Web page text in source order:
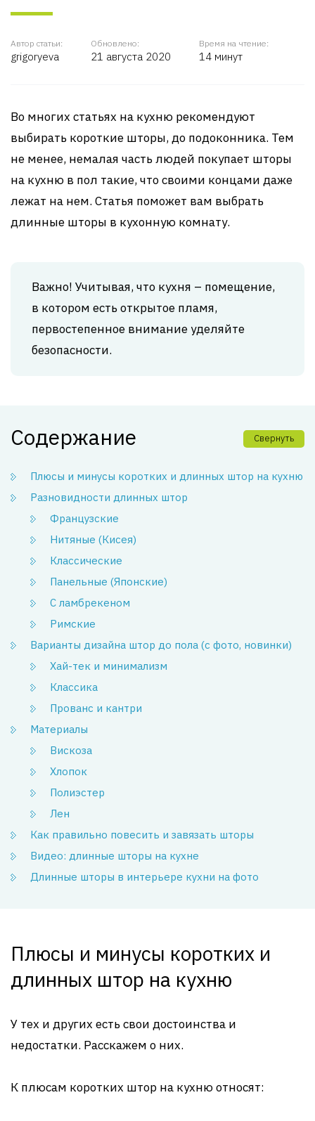
Автор статьи:
grigoryeva
Обновлено:
21 августа 2020
Время на чтение:
14 минут
Во многих статьях на кухню рекомендуют
выбирать короткие шторы, до подоконника. Тем
не менее, немалая часть людей покупает шторы
на кухню в пол такие, что своими концами даже
лежат на нем. Статья поможет вам выбрать
длинные шторы в кухонную комнату.
Важно! Учитывая, что кухня – помещение,
в котором есть открытое пламя,
первостепенное внимание уделяйте
безопасности.
Содержание Свернуть
Плюсы и минусы коротких и длинных штор на кухню
Разновидности длинных штор
Французские
Нитяные (Кисея)
Классические
Панельные (Японские)
С ламбрекеном
Римские
Варианты дизайна штор до пола (с фото, новинки)
Хай-тек и минимализм
Классика
Прованс и кантри
Материалы
Вискоза
Хлопок
Полиэстер
Лен
Как правильно повесить и завязать шторы
Видео: длинные шторы на кухне
Длинные шторы в интерьере кухни на фото
Плюсы и минусы коротких и
длинных штор на кухню
У тех и других есть свои достоинства и
недостатки. Расскажем о них.
К плюсам коротких штор на кухню относят: